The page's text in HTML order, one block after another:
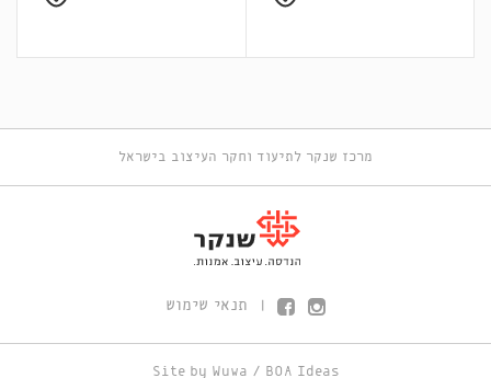
מרכז שנקר לתיעוד וחקר העיצוב בישראל
תנאי שימוש
Site by Wuwa / BOA Ideas